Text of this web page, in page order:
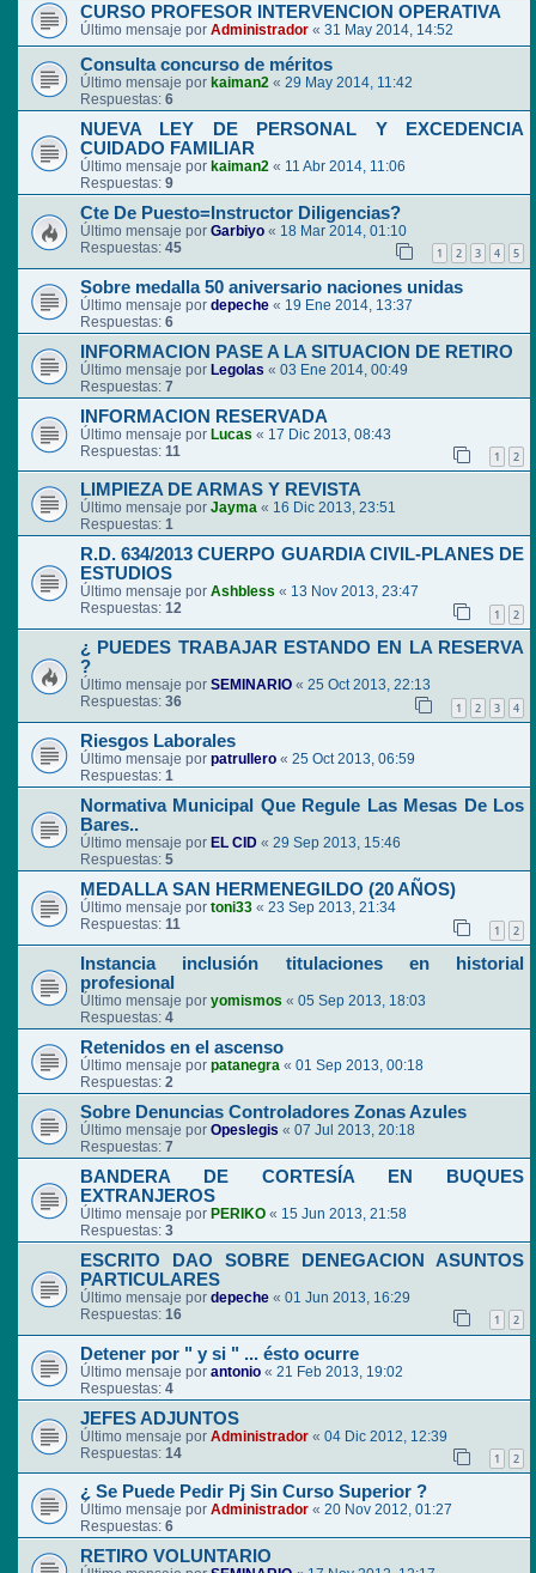
CURSO PROFESOR INTERVENCION OPERATIVA
Último mensaje por Administrador « 31 May 2014, 14:52
Consulta concurso de méritos
Último mensaje por kaiman2 « 29 May 2014, 11:42
Respuestas: 6
NUEVA LEY DE PERSONAL Y EXCEDENCIA
CUIDADO FAMILIAR
Último mensaje por kaiman2 « 11 Abr 2014, 11:06
Respuestas: 9
Cte De Puesto=Instructor Diligencias?
Último mensaje por Garbiyo « 18 Mar 2014, 01:10
Respuestas: 45 1 2 3 4 5
Sobre medalla 50 aniversario naciones unidas
Último mensaje por depeche « 19 Ene 2014, 13:37
Respuestas: 6
INFORMACION PASE A LA SITUACION DE RETIRO
Último mensaje por Legolas « 03 Ene 2014, 00:49
Respuestas: 7
INFORMACION RESERVADA
Último mensaje por Lucas « 17 Dic 2013, 08:43
Respuestas: 11 1 2
LIMPIEZA DE ARMAS Y REVISTA
Último mensaje por Jayma « 16 Dic 2013, 23:51
Respuestas: 1
R.D. 634/2013 CUERPO GUARDIA CIVIL-PLANES DE
ESTUDIOS
Último mensaje por Ashbless « 13 Nov 2013, 23:47
Respuestas: 12 1 2
¿ PUEDES TRABAJAR ESTANDO EN LA RESERVA
?
Último mensaje por SEMINARIO « 25 Oct 2013, 22:13
Respuestas: 36 1 2 3 4
Riesgos Laborales
Último mensaje por patrullero « 25 Oct 2013, 06:59
Respuestas: 1
Normativa Municipal Que Regule Las Mesas De Los
Bares..
Último mensaje por EL CID « 29 Sep 2013, 15:46
Respuestas: 5
MEDALLA SAN HERMENEGILDO (20 AÑOS)
Último mensaje por toni33 « 23 Sep 2013, 21:34
Respuestas: 11 1 2
Instancia inclusión titulaciones en historial
profesional
Último mensaje por yomismos « 05 Sep 2013, 18:03
Respuestas: 4
Retenidos en el ascenso
Último mensaje por patanegra « 01 Sep 2013, 00:18
Respuestas: 2
Sobre Denuncias Controladores Zonas Azules
Último mensaje por Opeslegis « 07 Jul 2013, 20:18
Respuestas: 7
BANDERA DE CORTESÍA EN BUQUES
EXTRANJEROS
Último mensaje por PERIKO « 15 Jun 2013, 21:58
Respuestas: 3
ESCRITO DAO SOBRE DENEGACION ASUNTOS
PARTICULARES
Último mensaje por depeche « 01 Jun 2013, 16:29
Respuestas: 16 1 2
Detener por " y si " ... ésto ocurre
Último mensaje por antonio « 21 Feb 2013, 19:02
Respuestas: 4
JEFES ADJUNTOS
Último mensaje por Administrador « 04 Dic 2012, 12:39
Respuestas: 14 1 2
¿ Se Puede Pedir Pj Sin Curso Superior ?
Último mensaje por Administrador « 20 Nov 2012, 01:27
Respuestas: 6
RETIRO VOLUNTARIO